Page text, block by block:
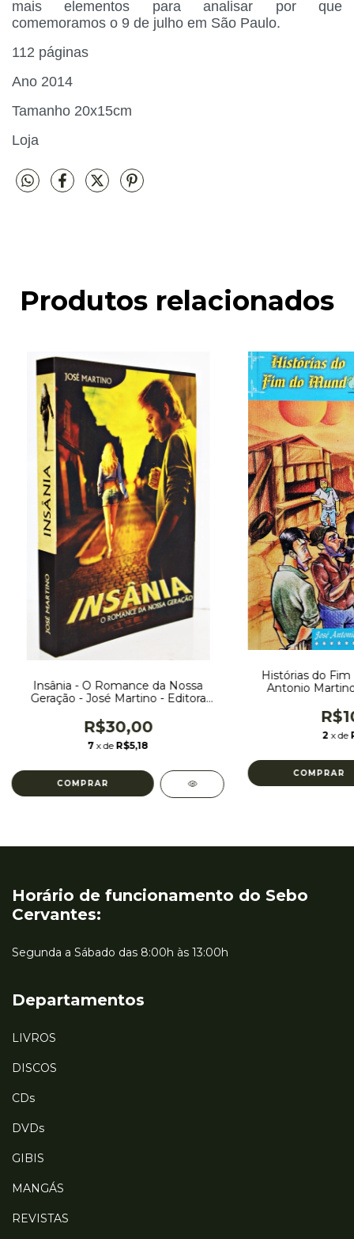
mais elementos para analisar por que
comemoramos o 9 de julho em São Paulo.
112 páginas
Ano 2014
Tamanho 20x15cm
Loja
Produtos relacionados
Insânia - O Romance da Nossa
Geração - José Martino - Editora
R$30,00
7 x de R$5,18
Histórias do
Antonio
2 x de
Horário de funcionamento do Sebo
Cervantes:
Segunda a Sábado das 8:00h às 13:00h
Departamentos
LIVROS
DISCOS
CDs
DVDs
GIBIS
MANGÁS
REVISTAS